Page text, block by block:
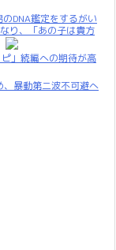
DNA鑑定をするがい
り、「あの子は貴方
」続編への期待が高
、暴動第二波不可避へ